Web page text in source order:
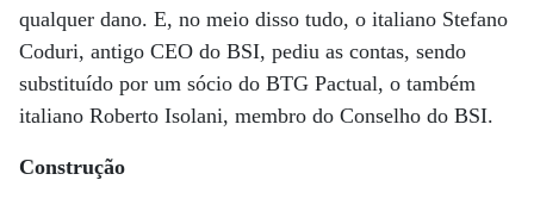
qualquer dano. E, no meio disso tudo, o italiano Stefano
Coduri, antigo CEO do BSI, pediu as contas, sendo
substituído por um sócio do BTG Pactual, o também
italiano Roberto Isolani, membro do Conselho do BSI.
Construção